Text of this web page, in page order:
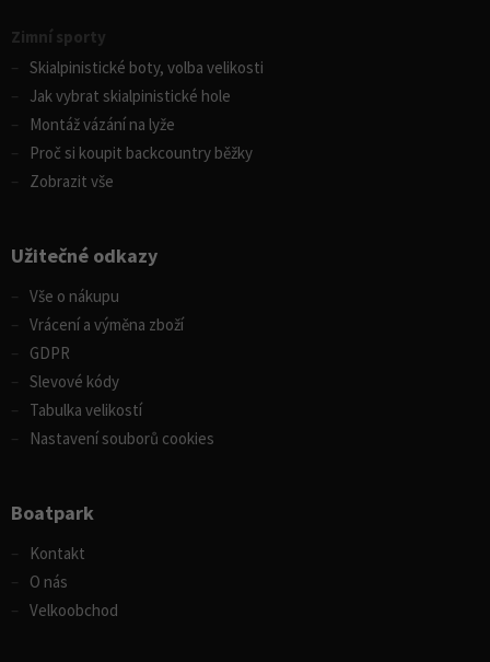
Zimní sporty
Skialpinistické boty, volba velikosti
Jak vybrat skialpinistické hole
Montáž vázání na lyže
Proč si koupit backcountry běžky
Zobrazit vše
Užitečné odkazy
Vše o nákupu
Vrácení a výměna zboží
GDPR
Slevové kódy
Tabulka velikostí
Nastavení souborů cookies
Boatpark
Kontakt
O nás
Velkoobchod